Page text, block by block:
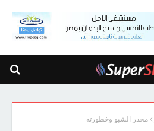
مخدر الشبو وخطورته